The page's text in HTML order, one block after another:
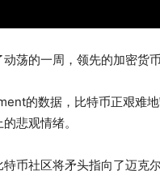
荡的一周，领先的加密货
的数据，比特币正艰难
悲观情绪。
特币社区将矛头指向了迈